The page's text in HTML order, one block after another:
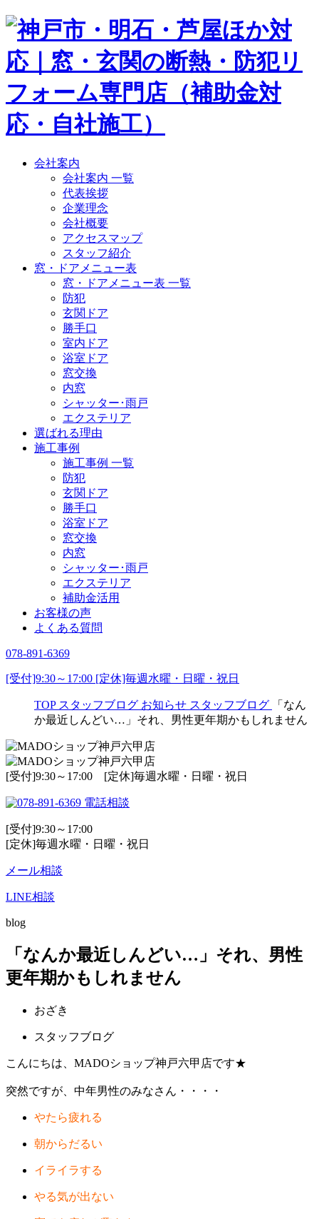
会社案内
会社案内 一覧
代表挨拶
企業理念
会社概要
アクセスマップ
スタッフ紹介
窓・ドアメニュー表
窓・ドアメニュー表 一覧
防犯
玄関ドア
勝手口
室内ドア
浴室ドア
窓交換
内窓
シャッター･雨戸
エクステリア
選ばれる理由
施工事例
施工事例 一覧
防犯
玄関ドア
勝手口
浴室ドア
窓交換
内窓
シャッター･雨戸
エクステリア
補助金活用
お客様の声
よくある質問
078-891-6369
[受付]9:30～17:00 [定休]毎週水曜・日曜・祝日
TOP スタッフブログ お知らせ スタッフブログ
「なん
か最近しんどい…」それ、男性更年期かもしれません
[受付]9:30～17:00 [定休]毎週水曜・日曜・祝日
電話相談
[受付]9:30～17:00
[定休]毎週水曜・日曜・祝日
メール相談
LINE相談
blog
「なんか最近しんどい…」それ、男性
更年期かもしれません
おざき
スタッフブログ
こんにちは、MADOショップ神戸六甲店です★
突然ですが、中年男性のみなさん・・・・
やたら疲れる
朝からだるい
イライラする
やる気が出ない